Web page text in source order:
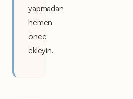
yapmadan
hemen
önce
ekleyin.